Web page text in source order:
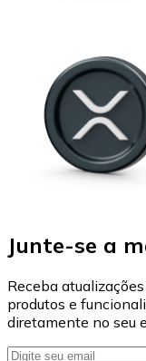
Junte-se a
Receba
produtos e
diretamente no seu